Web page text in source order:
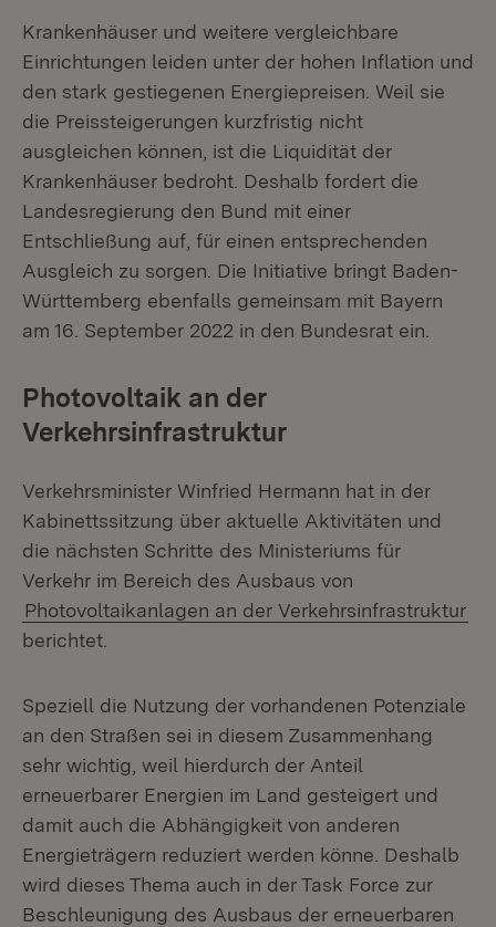
Krankenhäuser und weitere vergleichbare
Einrichtungen leiden unter der hohen Inflation und
den stark gestiegenen Energiepreisen. Weil sie
die Preissteigerungen kurzfristig nicht
ausgleichen können, ist die Liquidität der
Krankenhäuser bedroht. Deshalb fordert die
Landesregierung den Bund mit einer
Entschließung auf, für einen entsprechenden
Ausgleich zu sorgen. Die Initiative bringt Baden-
Württemberg ebenfalls gemeinsam mit Bayern
am 16. September 2022 in den Bundesrat ein.
Photovoltaik an der
Verkehrsinfrastruktur
Verkehrsminister Winfried Hermann hat in der
Kabinettssitzung über aktuelle Aktivitäten und
die nächsten Schritte des Ministeriums für
Verkehr im Bereich des Ausbaus von
Photovoltaikanlagen an der Verkehrsinfrastruktur
berichtet.
Speziell die Nutzung der vorhandenen Potenziale
an den Straßen sei in diesem Zusammenhang
sehr wichtig, weil hierdurch der Anteil
erneuerbarer Energien im Land gesteigert und
damit auch die Abhängigkeit von anderen
Energieträgern reduziert werden könne. Deshalb
wird dieses Thema auch in der Task Force zur
Beschleunigung des Ausbaus der erneuerbaren